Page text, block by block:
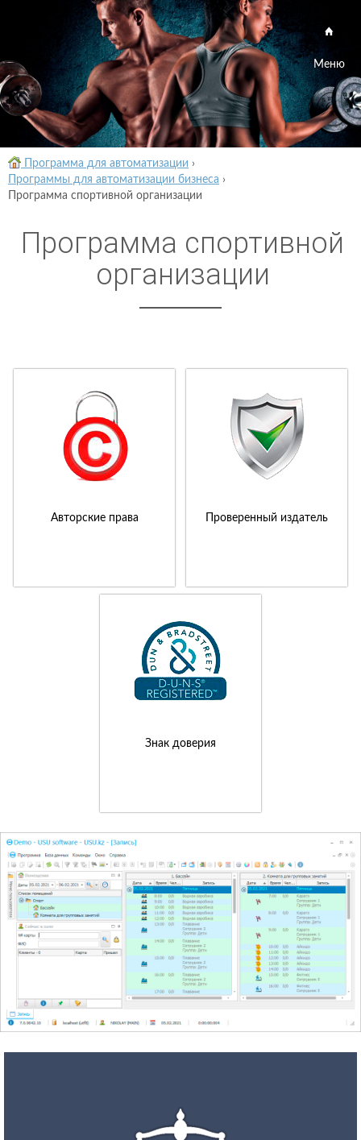
Меню
Программа для автоматизации ›
Программы для автоматизации бизнеса ›
Программа спортивной организации
Программа спортивной
организации
Авторские права Проверенный издатель
Знак доверия